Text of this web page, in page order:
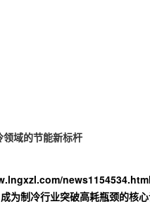
域的节能新标杆
news1154534.html
为制冷行业突破高耗瓶颈的核